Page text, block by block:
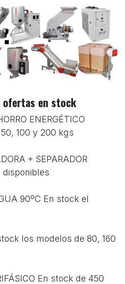
ofertas en stock
ENERGÉTICO
100 y 200 kgs
+ SEPARADOR
disponibles
90ºC En stock el
los modelos de 80, 160
En stock de 450